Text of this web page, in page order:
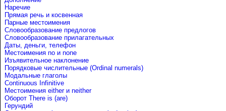
Наречие
Прямая речь и косвенная
Парные местоимения
Словообразование предлогов
Словообразование прилагательных
Даты, деньги, телефон
Местоимения no и none
Изъявительное наклонение
Порядковые числительные (Ordinal numerals)
Модальные глаголы
Continuous Infinitive
Местоимения either и neither
Оборот There is (are)
Герундий